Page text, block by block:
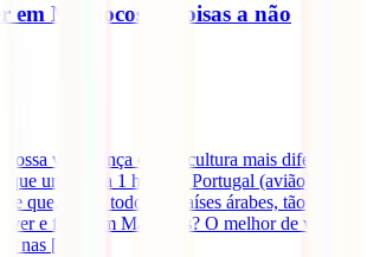
em Marrocos: 9 coisas a não
nossa vizinhança com a cultura mais diferente
que um país a 1 hora de Portugal (avião) seja
e que, como todos os países árabes, tão
ver e fazer em Marrocos? O melhor de visitar
nas [...]